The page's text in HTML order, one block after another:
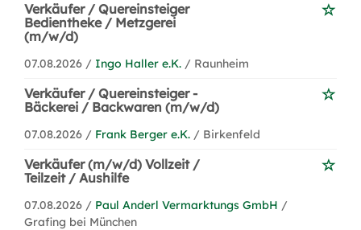
Verkäufer / Quereinsteiger
Bedientheke / Metzgerei
(m/w/d)
07.08.2026 / Ingo Haller e.K. / Raunheim
Verkäufer / Quereinsteiger -
Bäckerei / Backwaren (m/w/d)
07.08.2026 / Frank Berger e.K. / Birkenfeld
Verkäufer (m/w/d) Vollzeit /
Teilzeit / Aushilfe
07.08.2026 / Paul Anderl Vermarktungs GmbH /
Grafing bei München